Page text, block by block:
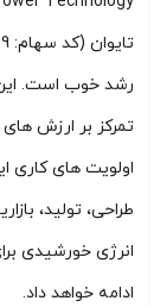
رشد خوب است.
تمرکز بر ارزش
اولویت های
طراحی، تولید،
انرژی خورشیدی
ادامه خواهد داد.